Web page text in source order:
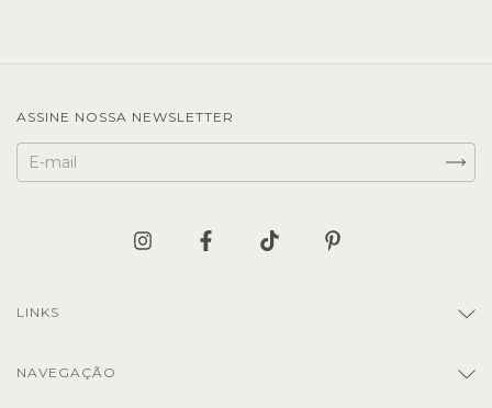
ASSINE NOSSA NEWSLETTER
LINKS
NAVEGAÇÃO